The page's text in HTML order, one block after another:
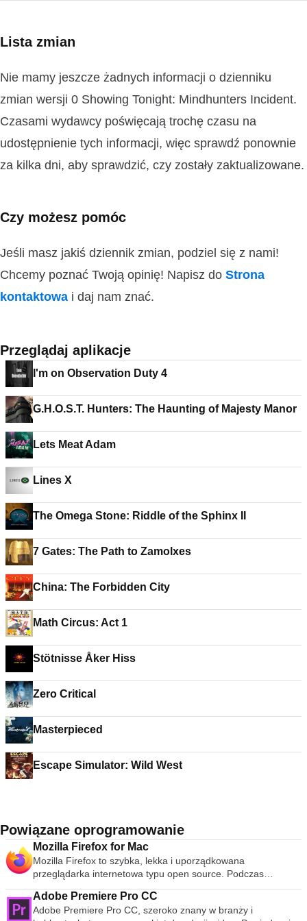
Lista zmian
Nie mamy jeszcze żadnych informacji o dzienniku
zmian wersji 0 Showing Tonight: Mindhunters Incident.
Czasami wydawcy poświęcają trochę czasu na
udostępnienie tych informacji, więc sprawdź ponownie
za kilka dni, aby sprawdzić, czy zostały zaktualizowane.
Czy możesz pomóc
Jeśli masz jakiś dziennik zmian, podziel się z nami!
Chcemy poznać Twoją opinię! Napisz do Strona
kontaktowa i daj nam znać.
Przeglądaj aplikacje
I'm on Observation Duty 4
G.H.O.S.T. Hunters: The Haunting of Majesty Manor
Lets Meat Adam
Lines X
The Omega Stone: Riddle of the Sphinx II
7 Gates: The Path to Zamolxes
China: The Forbidden City
Math Circus: Act 1
Stötnisse Åker Hiss
Zero Critical
Masterpieced
Escape Simulator: Wild West
Powiązane oprogramowanie
Mozilla Firefox for Mac
Mozilla Firefox to szybka, lekka i uporządkowana
przeglądarka internetowa typu open source. Podczas
publicznej premiery w 2004 roku Mozilla Firefox była pierwszą
przeglądarką, która podważyła dominację Microsoft Internet
Explorer. Od tego czasu Mozilla Firefox konsekwentnie
Adobe Premiere Pro CC
Adobe Premiere Pro CC, szeroko znany w branży i